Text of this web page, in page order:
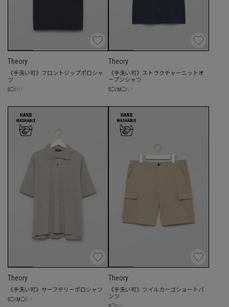
Theory
《手洗い可》フロントジップポロシャ
ツ
S◯/
Theory
《手洗い可》ストラクチャーニットオ
ープンシャツ
S◯/ M ◯/
Theory
《手洗い可》サーフテリーポロシャツ
S◯/ M ◯/
Theory
《手洗い可》ツイルカーゴショートパ
ンツ
◯